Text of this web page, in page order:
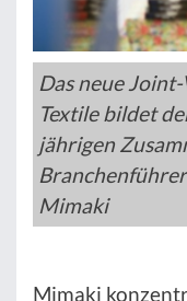
Das neue
Textile bildet
jährigen
Mimaki
Mimaki